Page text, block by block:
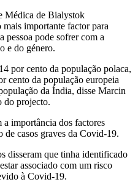
Médica de Bialystok
importante factor para
pessoa pode sofrer com a
e do género.
por cento da população polaca,
cento da população europeia
da Índia, disse Marcin
do projecto.
a importância dos factores
de casos graves da Covid-19.
disseram que tinha identificado
associado com um risco
à Covid-19.